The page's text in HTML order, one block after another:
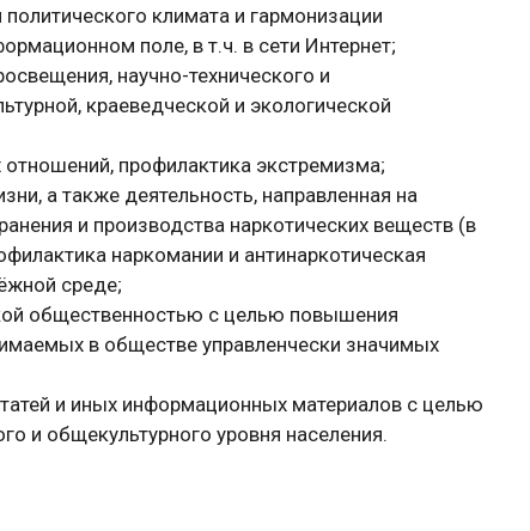
климата и гармонизации
поле, в т.ч. в сети Интернет;
научно-технического и
краеведческой и экологической
профилактика экстремизма;
а также деятельность, направленная на
и производства наркотических веществ (в
наркомании и антинаркотическая
среде;
общественностью с целью повышения
в обществе управленчески значимых
и иных информационных материалов с целью
и общекультурного уровня населения.